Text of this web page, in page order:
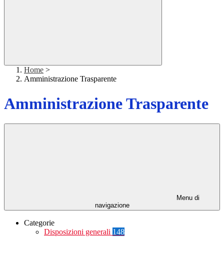
Home >
Amministrazione Trasparente
Amministrazione Trasparente
Menu di
navigazione
Categorie
Disposizioni generali 148